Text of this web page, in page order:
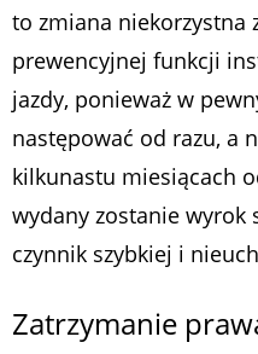
to zmiana niekorzystna
prewencyjnej funkcji
jazdy, ponieważ w
następować od razu, a
kilkunastu miesiącach
wydany zostanie wyrok
czynnik szybkiej i
Zatrzymanie